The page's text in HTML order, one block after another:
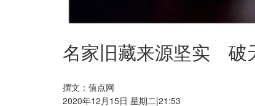
名家旧藏来源坚实 破
撰文：值点网
2020年12月15日 星期二|21:53